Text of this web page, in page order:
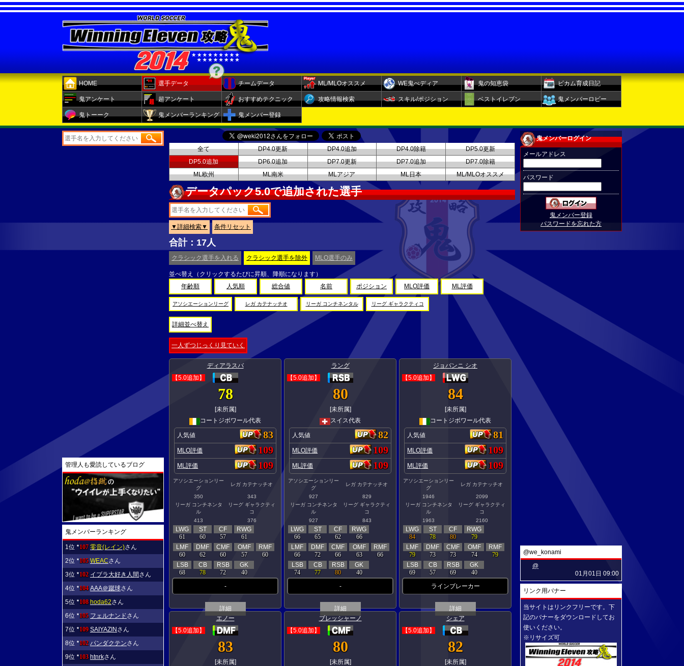
HOME 選手データ チームデータ ML/MLOオススメ WE鬼ぺディア 鬼の知恵袋 ビカム育成日記
鬼アンケート 超アンケート おすすめテクニック 攻略情報検索 スキル/ポジション ベストイレブン 鬼メンバーロビー
鬼トーーク 鬼メンバーランキング 鬼メンバー登録
管理人も愛読しているブログ
鬼メンバーランキング
1位 ★107 零音(レイン)さん
2位
★105 WEACさん
3位
★102 イブラ大好き人間さん
4位
★104 AAA＠蹴球さん
5位
★108 hoda62さん
6位
★105 フェルナンドさん
7位
★109 SAIYAZIN さん
8位
★102 パンダクテンさん
9位
★103 htnrkさん
全て DP4.0更新 DP4.0追加 DP4.0除籍
DP5.0更新
DP5.0追加
DP6.0追加 DP7.0更新 DP7.0追加
DP7.0除籍
ML欧州
ML南米 MLアジア ML日本 ML/MLOオススメ
データパック5.0で追加された選手
▼詳細検索▼ 条件リセット
合計：17人
クラシック選手を入れる クラシック選手を除外 MLO選手のみ
並べ替え（クリックするたびに昇順、降順になります）
年齢順
人気順 総合値 名前 ポジション MLO評価 ML評価
アソシエーションリーグ レガ カテナッチオ リーガ コンチネンタル リーグ ギャラクティコ
詳細並べ替え
一人ずつじっくり見ていく
ディアラスバ
【5.0追加】
78
[未所属]
コートジボワール代表
人気値 83
MLO評価 109
ML評価 109
アソシエーションリー
グ
レガ カテナッチオ
350
343
リーガ コンチネンタ
ル
リーグ ギャラクティ
コ
413
376
LWG
61
ST
60
CF
57
RWG
61
LMF
60
DMF
62
CMF
60
OMF
57
RMF
60
LSB
68
CB
78
RSB
72
GK
40
-
詳細
ラング
【5.0追加】
80
[未所属]
スイス代表
人気値 82
MLO評価 109
ML評価 109
アソシエーションリー
グ
レガ カテナッチオ
927
829
リーガ コンチネンタ
ル
リーグ ギャラクティ
コ
927
843
LWG
66
ST
65
CF
62
RWG
66
LMF
66
DMF
72
CMF
66
OMF
63
RMF
66
LSB
74
CB
77
RSB
80
GK
40
-
詳細
ジョバンニ シオ
【5.0追加】
84
[未所属]
コートジボワール代表
人気値 81
MLO評価 109
ML評価 109
アソシエーションリー
グ
レガ カテナッチオ
1946
2099
リーガ コンチネンタ
ル
リーグ ギャラクティ
コ
1963
2160
LWG
84
ST
78
CF
80
RWG
79
LMF
79
DMF
73
CMF
73
OMF
74
RMF
79
LSB
69
CB
57
RSB
69
GK
40
ラインブレーカー
詳細
エノー
【5.0追加】
83
[未所属]
ブレッシャーノ
【5.0追加】
80
[未所属]
シェア
【5.0追加】
82
[未所属]
鬼メンバーログイン
メールアドレス
パスワード
鬼メンバー登録
パスワードを忘れた方
@we_konami
@
01月01日 09:00
リンク用バナー
当サイトはリンクフリーです。下
記のバナーをダウンロードしてお
使いください。
※リサイズ可